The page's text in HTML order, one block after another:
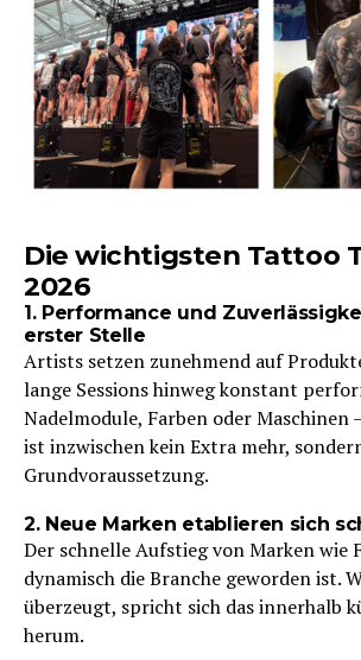
Die wichtigsten Tattoo
2026
1. Performance und
erster Stelle
Artists setzen zunehmend auf
lange Sessions hinweg konstant
Nadelmodule, Farben oder Maschinen
ist inzwischen kein Extra mehr,
Grundvoraussetzung.
2. Neue Marken etablieren sich
Der schnelle Aufstieg von Marken wie
dynamisch die Branche geworden ist.
überzeugt, spricht sich das innerhalb
herum.